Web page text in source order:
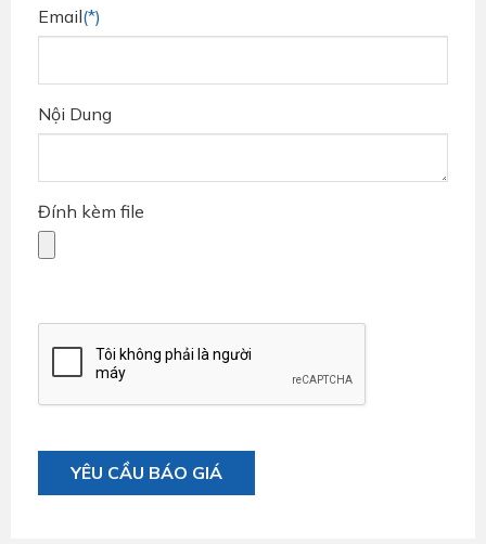
Email(*)
Nội Dung
Đính kèm file
YÊU CẦU BÁO GIÁ